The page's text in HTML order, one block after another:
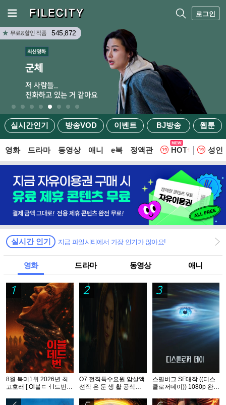
로그인
실시간인기 방송VOD 이벤트 BJ방송 웹툰
545,872
영화 드라마 동영상 애니 e북 정액관 HOT 웹
성인
실시간 인기 지금 파일시티에서 가장 인기가 많아요!
영화 드라마 동영상 애니
1
8월 북미1위 2026년 최
고호러 [ Ol블ㄷㅓl드번 ]
2
O7 전직특수요원 암살액
션작 은 둔 생 활 공식자
3
스필버그 SF대작 ((디스
클로저데이)) 1080p 완벽